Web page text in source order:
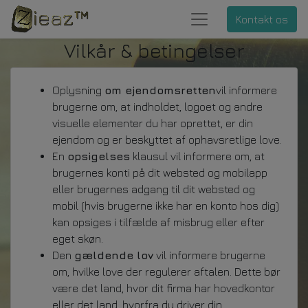
Kontakt os
Vilkår & betingelser
Oplysning om ejendomsrettenvil informere
brugerne om, at indholdet, logoet og andre
visuelle elementer du har oprettet, er din
ejendom og er beskyttet af ophavsretlige love.
En opsigelses klausul vil informere om, at
brugernes konti på dit websted og mobilapp
eller brugernes adgang til dit websted og
mobil (hvis brugerne ikke har en konto hos dig)
kan opsiges i tilfælde af misbrug eller efter
eget skøn.
Den gældende lov vil informere brugerne
om, hvilke love der regulerer aftalen. Dette bør
være det land, hvor dit firma har hovedkontor
eller det land, hvorfra du driver din